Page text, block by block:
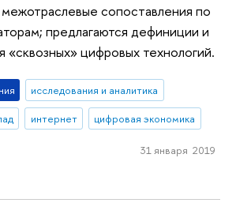
сопоставления по
предлагаются дефиниции и
«сквозных» цифровых технологий.
исследования и аналитика
интернет цифровая экономика
31 января 2019